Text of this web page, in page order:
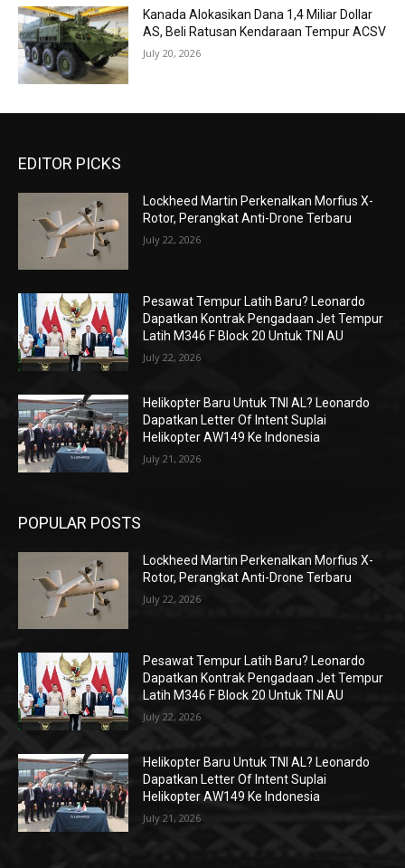
Kanada Alokasikan Dana 1,4 Miliar Dollar
AS, Beli Ratusan Kendaraan Tempur ACSV
July 20, 2026
EDITOR PICKS
Lockheed Martin Perkenalkan Morfius X-
Rotor, Perangkat Anti-Drone Terbaru
July 22, 2026
Pesawat Tempur Latih Baru? Leonardo
Dapatkan Kontrak Pengadaan Jet Tempur
Latih M346 F Block 20 Untuk TNI AU
July 22, 2026
Helikopter Baru Untuk TNI AL? Leonardo
Dapatkan Letter Of Intent Suplai
Helikopter AW149 Ke Indonesia
July 21, 2026
POPULAR POSTS
Lockheed Martin Perkenalkan Morfius X-
Rotor, Perangkat Anti-Drone Terbaru
July 22, 2026
Pesawat Tempur Latih Baru? Leonardo
Dapatkan Kontrak Pengadaan Jet Tempur
Latih M346 F Block 20 Untuk TNI AU
July 22, 2026
Helikopter Baru Untuk TNI AL? Leonardo
Dapatkan Letter Of Intent Suplai
Helikopter AW149 Ke Indonesia
July 21, 2026